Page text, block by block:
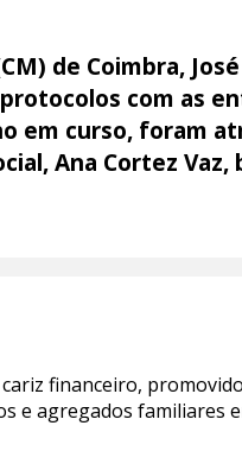
de Coimbra,
com as
em curso, foram
Ana Cortez
financeiro,
e agregados familiares